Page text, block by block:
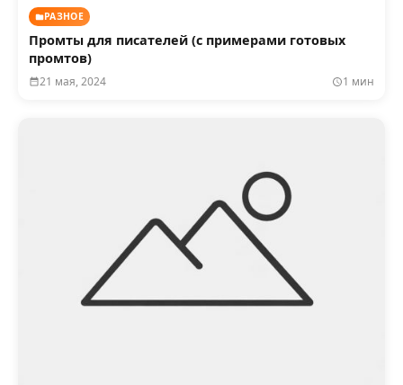
РАЗНОЕ
Промты для писателей (с примерами готовых
промтов)
21 мая, 2024 1 мин